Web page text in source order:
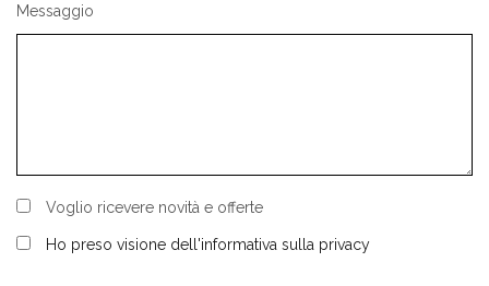
Messaggio
Voglio ricevere novità e offerte
Ho preso visione dell'informativa sulla privacy